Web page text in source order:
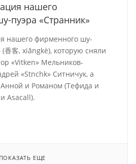
нашего
пуэра «Странник»
нашего фирменного шу-
香客, xiāngkè), которую сняли
«Vitken» Мельников-
«Stnchk» Ситничук, а
и Романом (Тефида и
Asacall).
ПОКАЗАТЬ ЕЩЕ